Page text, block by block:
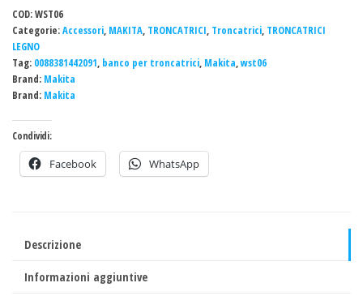
LEGNO
mod.
WST06
NUOVO
quantità
COD:WST06
Categorie:Accessori, MAKITA, TRONCATRICI, Troncatrici, TRONCATRICI
LEGNO
Tag: 0088381442091, banco per troncatrici, Makita,wst06
Brand: Makita
Brand: Makita
Condividi:
Facebook WhatsApp
Descrizione
Informazioni aggiuntive